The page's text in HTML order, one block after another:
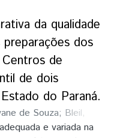
a importância de
estarem
se possam se
o que a
ao longo da sua
ensino-
da qualidade
dos
de
de dois
do Paraná.
de Souza; Bleil,
e variada na